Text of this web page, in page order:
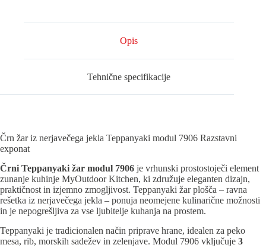
Opis
Tehnične specifikacije
Črn žar iz nerjavečega jekla Teppanyaki modul 7906 Razstavni
exponat
Črni Teppanyaki žar modul 7906 je vrhunski prostostoječi element
zunanje kuhinje MyOutdoor Kitchen, ki združuje eleganten dizajn,
praktičnost in izjemno zmogljivost. Teppanyaki žar plošča – ravna
rešetka iz nerjavečega jekla – ponuja neomejene kulinarične možnosti
in je nepogrešljiva za vse ljubitelje kuhanja na prostem.
Teppanyaki je tradicionalen način priprave hrane, idealen za peko
mesa, rib, morskih sadežev in zelenjave. Modul 7906 vključuje 3